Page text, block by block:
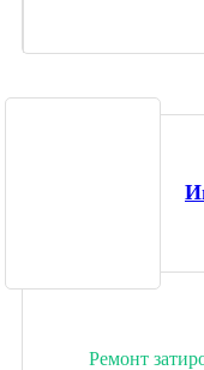
Ремонт